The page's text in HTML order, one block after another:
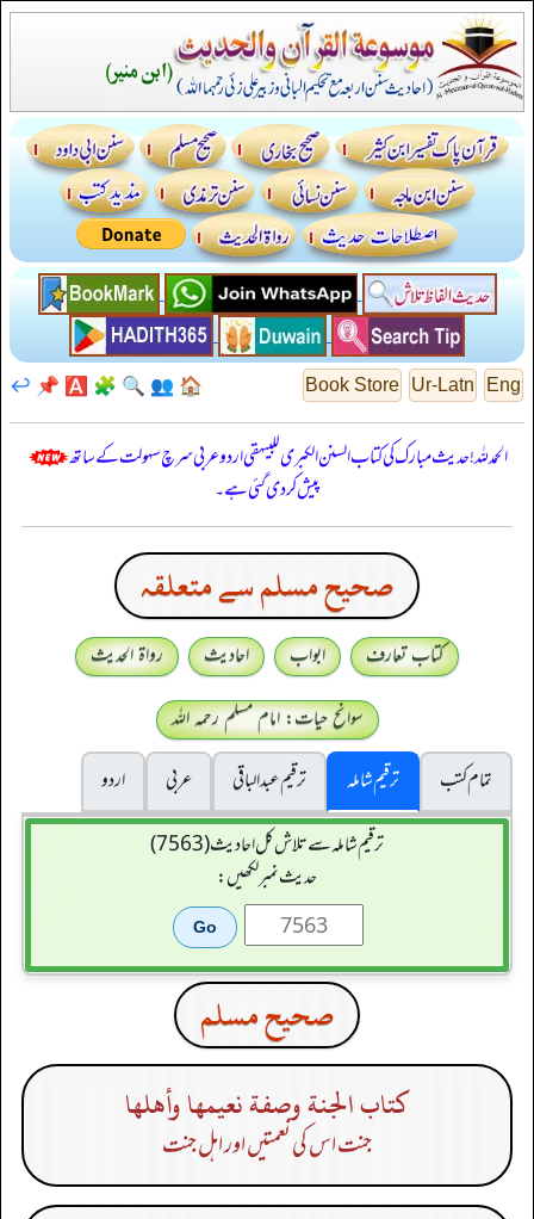
Eng
Ur-Latn
Book Store
🏠
👥
🔍
🧩
🅰️
📌
↩️
الحمدللہ! حدیث مبارک کی کتاب السنن الكبرى للبيهقي اردو عربی سرچ سہولت کے ساتھ
پیش کر دی گئی ہے۔
صحيح مسلم سے متعلقہ
کتاب تعارف ابواب احادیث
رواۃ الحدیث
سوانح حیات: امام مسلم رحمہ اللہ
تمام کتب
ترقیم شاملہ ترقيم عبدالباقی عربی
اردو
ترقیم شاملہ سے تلاش کل احادیث (7563)
حدیث نمبر لکھیں:
صحيح مسلم
كتاب الجنة وصفة نعيمها وأهلها
جنت اس کی نعمتیں اور اہل جنت